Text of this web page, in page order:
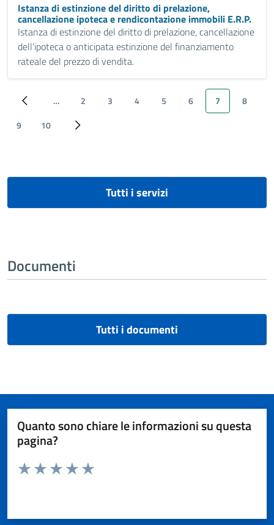
Istanza di estinzione del diritto di prelazione,
cancellazione ipoteca e rendicontazione immobili E.R.P.
Istanza di estinzione del diritto di prelazione, cancellazione
dell’ipoteca o anticipata estinzione del finanziamento
rateale del prezzo di vendita.
‹ Previous
… Page
2 Page
3 Page
4 Page
5 Page
6 Pagina attuale
7 Page
8
Page
9 Page
10 Next ›
Tutti i servizi
Documenti
Tutti i documenti
Quanto sono chiare le informazioni su questa
pagina?
Valuta da 1 a 5 stelle la pagina